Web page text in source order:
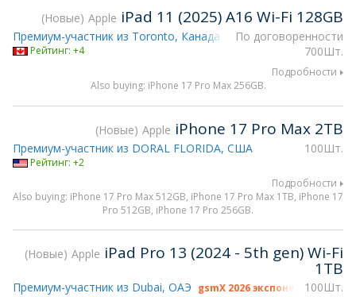
Новые Apple iPad 11 (2025) A16 Wi-Fi 128GB
По договоренности
700Шт.
Премиум-участник из Toronto, Канада
gsmX 2026 экспонент
Рейтинг: +4
Подробности
Also buying: iPhone 17 Pro Max 256GB.
Новые Apple iPhone 17 Pro Max 2TB
100Шт.
Премиум-участник из DORAL FLORIDA, США
Рейтинг: +2
Подробности
Also buying: iPhone 17 Pro Max 512GB, iPhone 17 Pro Max 1TB, iPhone 17
Pro 512GB, iPhone 17 Pro 256GB.
Новые Apple iPad Pro 13 (2024 - 5th gen) Wi-Fi
1TB
100Шт.
Премиум-участник из Dubai, ОАЭ gsmX 2026 экспонент